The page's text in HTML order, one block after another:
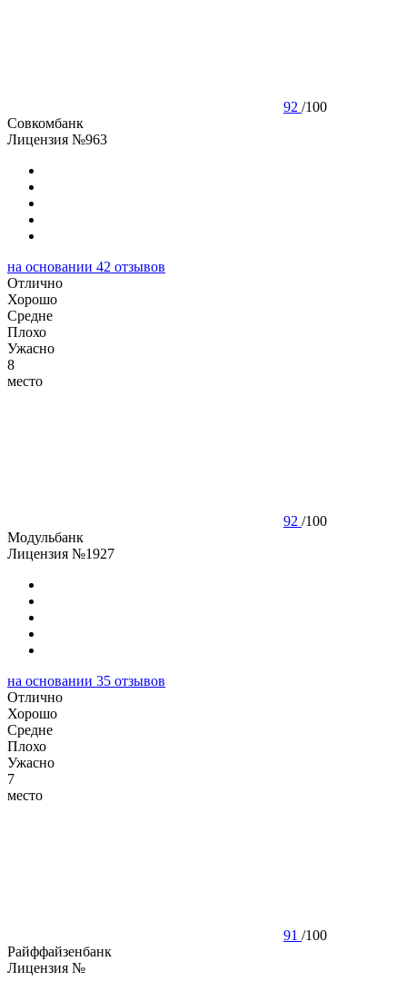
92 /100
Совкомбанк
Лицензия №963
на основании 42 отзывов
Отлично
Хорошо
Cредне
Плохо
Ужасно
8
место
92 /100
Модульбанк
Лицензия №1927
на основании 35 отзывов
Отлично
Хорошо
Cредне
Плохо
Ужасно
7
место
91 /100
Райффайзенбанк
Лицензия №